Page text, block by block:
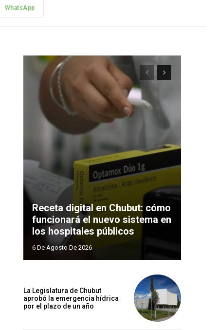
WhatsApp
Receta digital en Chubut: cómo
funcionará el nuevo sistema en
los hospitales públicos
6 De Agosto De 2026
La Legislatura de Chubut
aprobó la emergencia hídrica
por el plazo de un año